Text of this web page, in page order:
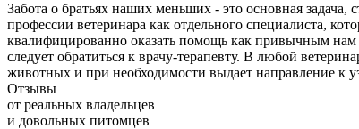
Забота о братьях наших меньших - это основная
профессии ветеринара как отдельного специалиста,
квалифицированно оказать помощь как привычным
следует обратиться к врачу-терапевту. В любой
животных и при необходимости выдает направление к
Отзывы
от реальных владельцев
и довольных питомцев